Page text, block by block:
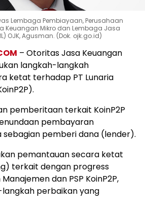
Lembaga Pembiayaan, Perusahaan
Keuangan Mikro dan Lembaga Jasa
OJK, Agusman. (Dok. ojk.go.id)
– Otoritas Jasa Keuangan
langkah-langkah
ketat terhadap PT Lunaria
pemberitaan terkait KoinP2P
pembayaran
pemberi dana (lender).
pemantauan secara ketat
terkait dengan progress
dan PSP KoinP2P,
perbaikan yang